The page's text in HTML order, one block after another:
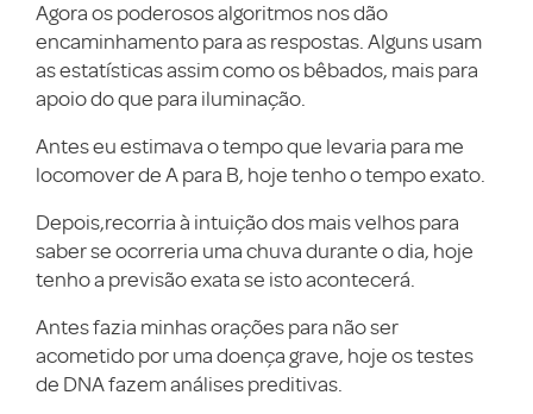
Agora os poderosos algoritmos nos dão
encaminhamento para as respostas. Alguns usam
as estatísticas assim como os bêbados, mais para
apoio do que para iluminação.
Antes eu estimava o tempo que levaria para me
locomover de A para B, hoje tenho o tempo exato.
Depois,recorria à intuição dos mais velhos para
saber se ocorreria uma chuva durante o dia, hoje
tenho a previsão exata se isto acontecerá.
Antes fazia minhas orações para não ser
acometido por uma doença grave, hoje os testes
de DNA fazem análises preditivas.